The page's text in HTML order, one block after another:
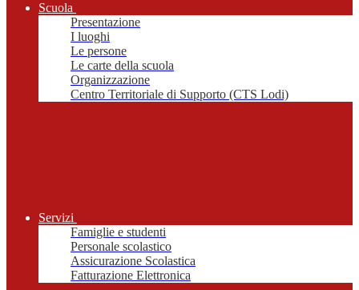
Scuola
Presentazione
I luoghi
Le persone
Le carte della scuola
Organizzazione
Centro Territoriale di Supporto (CTS Lodi)
Servizi
Famiglie e studenti
Personale scolastico
Assicurazione Scolastica
Fatturazione Elettronica